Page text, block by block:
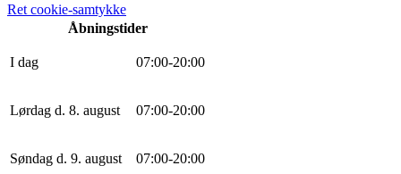
Ret cookie-samtykke
Åbningstider
I dag 07:00-20:00
Lørdag d. 8. august 07:00-20:00
Søndag d. 9. august 07:00-20:00